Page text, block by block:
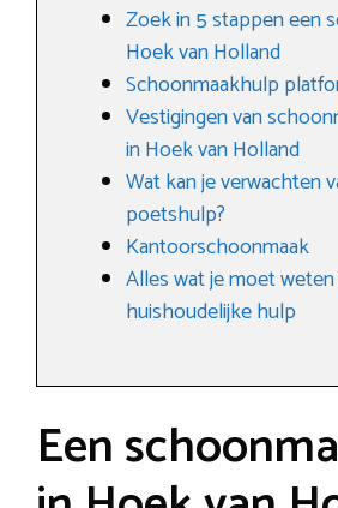
Zoek in 5 stappen een
Hoek van Holland
Schoonmaakhulp
Vestigingen van
in Hoek van Holland
Wat kan je verwachten
poetshulp?
Kantoorschoonmaak
Alles wat je moet
huishoudelijke hulp
Een